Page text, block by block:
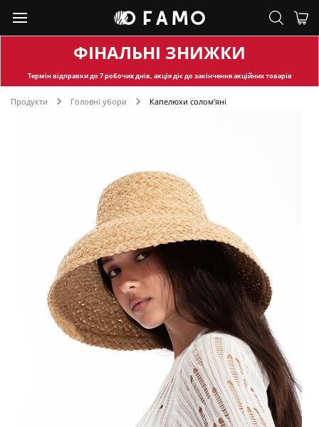
ФІНАЛЬНІ ЗНИЖКИ
Термін відправкидо 7 робочих днів, акція діє до закінчення акційних товарів
Продукти Головні убори Капелюхи солом'яні